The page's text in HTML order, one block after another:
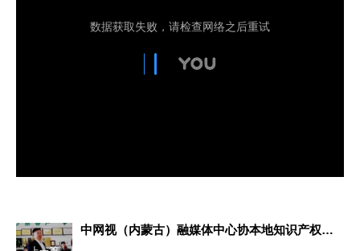
中网视（内蒙古）融媒体中心协本地知识产权公司推动企业上市高质量发展